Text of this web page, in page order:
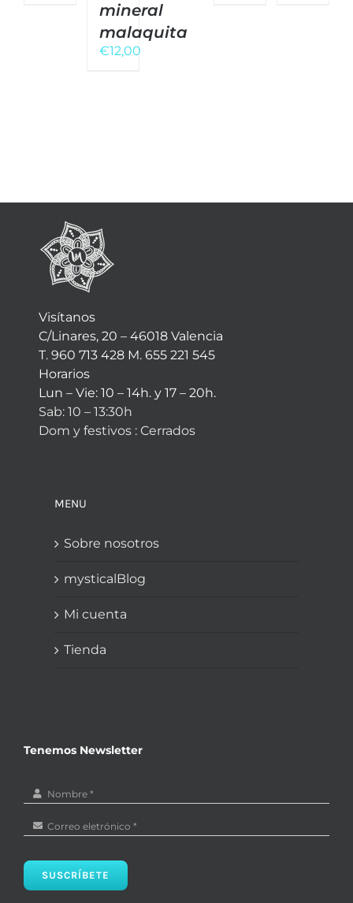
mineral
malaquita
€12,00
Visítanos
C/Linares, 20 – 46018 Valencia
T. 960 713 428 M. 655 221 545
Horarios
Lun – Vie: 10 – 14h. y 17 – 20h.
Sab: 10 – 13:30h
Dom y festivos : Cerrados
MENU
Sobre nosotros
mysticalBlog
Mi cuenta
Tienda
Tenemos Newsletter
SUSCRÍBETE